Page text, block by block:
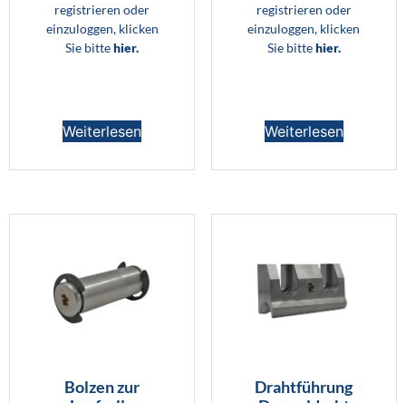
registrieren oder
einzuloggen, klicken
Sie bittehier.
Weiterlesen
registrieren oder
einzuloggen, klicken
Sie bittehier.
Weiterlesen
Bolzen zur
Drahtführung